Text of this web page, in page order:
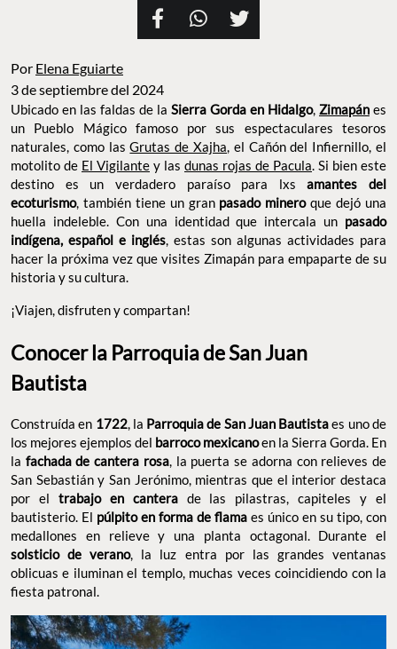
Por Elena Eguiarte
3 de septiembre del 2024
Ubicado en las faldas de la Sierra Gorda en Hidalgo, Zimapán es
un Pueblo Mágico famoso por sus espectaculares tesoros
naturales, como lasGrutas de Xajha, el Cañón del Infiernillo, el
motolito de El Vigilante y las dunas rojas de Pacula. Si bien este
destino es un verdadero paraíso para lxsamantes del
ecoturismo, también tiene un gran pasado mineroque dejó una
huella indeleble. Con una identidad que intercala un pasado
indígena, español e inglés, estas son algunas actividades para
hacer la próxima vez que visites Zimapán para empaparte de su
historia y su cultura.
¡Viajen, disfruten y compartan!
Conocer la Parroquia de San Juan
Bautista
Construída en 1722, la Parroquia de San Juan Bautistaes uno de
los mejores ejemplos del barroco mexicanoen la Sierra Gorda. En
la fachada de cantera rosa, la puerta se adorna con relieves de
San Sebastián y San Jerónimo, mientras que el interior destaca
por el trabajo en cantera de las pilastras, capiteles y el
bautisterio. El púlpito en forma de flama es único en su tipo, con
medallones en relieve y una planta octagonal. Durante el
solsticio de verano, la luz entra por las grandes ventanas
oblicuas e iluminan el templo, muchas veces coincidiendo con la
fiesta patronal.